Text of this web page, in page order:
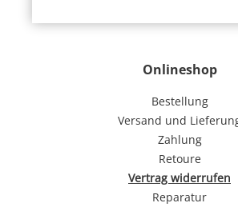
Onlineshop
Bestellung
Versand und
Zahlung
Retoure
Vertrag widerrufen
Reparatur